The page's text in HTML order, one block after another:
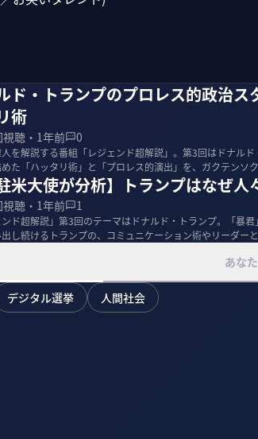
ド・トランプのプロレス的政治ス
術
視聴・ 1年前 0
を解説する番組「レジェンド超解説」。第3回はドナル
た「ハッタリ術」と「プロレス的演出」を、ガクテンソクの奥田
ラモ...
駐米大使が分析】トランプはなぜ
視聴・ 1年前 1
ンド超解説」第3回のテーマはドナルド・トランプ。「暴
し続けるトランプの、コミュニケーション術やリーダーとして
あな
デジタル選挙 人間社会